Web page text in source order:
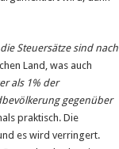
Steuersätze sind nach
Land, was auch
als 1% der
gegenüber
praktisch. Die
es wird verringert.